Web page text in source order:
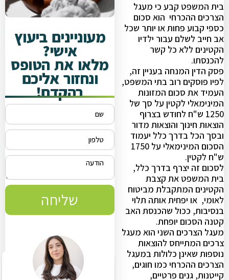
בית המשפט קבע כי מעגל
הצרכים ההכרחי הוא סכום
כספי קבוע פחות או יותר שכל
אב חייב לשלם עבור ילדיו
הקטינים ללא כל קשר
להכנסתו.
פסק הדין המנחה בעניין זה,
לפיו פוסקים רוב בתי המשפט,
העמיד את סכום המזונות
המינימאלי לקטין על סך של
1250 ש"ח לחודש בצרוף
הוצאות חינוך והוצאות מדור
ובסך הכל בדרך כלל יעמוד
הסכום המינימאלי על 1750
ש"ח לקטין.
לסכום זה יצרף בדרך כלל,
בית המשפט את קצבת
הקטינים המתקבלת מביטוח
לאומי, או יפחית אותה תלוי
בנסיבות, ככול שהכנסת האב
קטנה הסכום יופחת.
מעגל הצרכים השני הוא מעגל
צרכים המתייחס להוצאות
נוספות שאינן כלולות במעגל
הצרכים ההכרחי כמו חוגים,
קייטנות, גנים פרטיים,
מעוניינים ביעוץ
אישי?
מלאו את הטופס
ונחזור אליכם
בהקדם!
שליחה